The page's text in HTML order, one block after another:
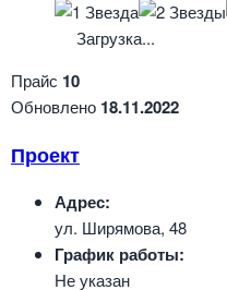
Загрузка...
Прайс 10
Обновлено 18.11.2022
Проект
Адрес:
ул. Ширямова, 48
График работы:
Не указан